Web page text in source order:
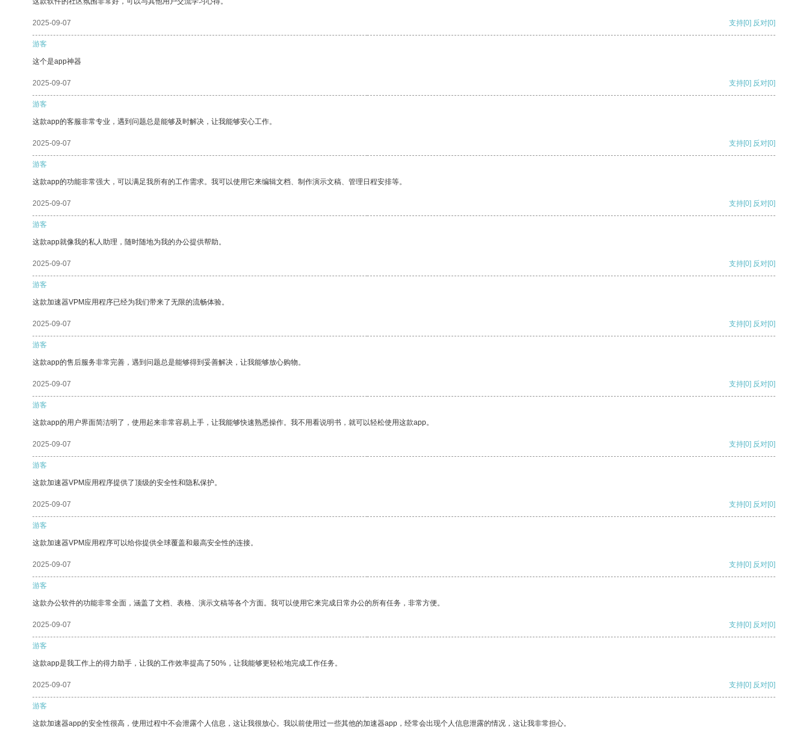
2025-09-07 支持[0] 反对[0]
游客
这个是app神器
2025-09-07 支持[0] 反对[0]
游客
这款app的客服非常专业，遇到问题总是能够及时解决，让我能够安心工作。
2025-09-07 支持[0] 反对[0]
游客
这款app的功能非常强大，可以满足我所有的工作需求。我可以使用它来编辑文档、制作演示文稿、管理日程安排等。
2025-09-07 支持[0] 反对[0]
游客
这款app就像我的私人助理，随时随地为我的办公提供帮助。
2025-09-07 支持[0] 反对[0]
游客
这款加速器VPM应用程序已经为我们带来了无限的流畅体验。
2025-09-07 支持[0] 反对[0]
游客
这款app的售后服务非常完善，遇到问题总是能够得到妥善解决，让我能够放心购物。
2025-09-07 支持[0] 反对[0]
游客
这款app的用户界面简洁明了，使用起来非常容易上手，让我能够快速熟悉操作。我不用看说明书，就可以轻松使用这款app。
2025-09-07 支持[0] 反对[0]
游客
这款加速器VPM应用程序提供了顶级的安全性和隐私保护。
2025-09-07 支持[0] 反对[0]
游客
这款加速器VPM应用程序可以给你提供全球覆盖和最高安全性的连接。
2025-09-07 支持[0] 反对[0]
游客
这款办公软件的功能非常全面，涵盖了文档、表格、演示文稿等各个方面。我可以使用它来完成日常办公的所有任务，非常方便。
2025-09-07 支持[0] 反对[0]
游客
这款app是我工作上的得力助手，让我的工作效率提高了50%，让我能够更轻松地完成工作任务。
2025-09-07 支持[0] 反对[0]
游客
这款加速器app的安全性很高，使用过程中不会泄露个人信息，这让我很放心。我以前使用过一些其他的加速器app，经常会出现个人信息泄露的情况，这让我非常担心。